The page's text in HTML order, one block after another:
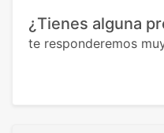
¿Tienes alguna
te responderemos